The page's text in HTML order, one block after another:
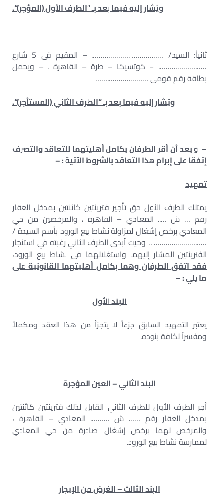
ويُشار إليه فيما بعد بـ “الطرف الأول (المؤجر)“.
ثانياً: السيد/ ………………………………. – المقيم فى 5 شارع
……………………. – كوتسيكا – طرة – القاهرة . – ويحمل
بطاقة رقم قومى ………………………
ويُشار إليه فيما بعد بـ “الطرف الثاني (المستأجر)“.
– و بعد أن أقر الطرفان بكامل أهليتهما للتعاقد والتصرف
إتفقا على إبرام هذا التعاقد بالشروط الآتية : –
تمهيد
يمتلك الطرف الأول حق تأجير فترينتين كائنتين بمدخل العقار
رقم … ش ….. المعادي – القاهرة ، والمرخصين من حي
المعادي برخص إشغال لمزاولة نشاط بيع الورود بأسم السيدة /
………………………… وحيث أبدى الطرف الثاني رغبته في استئجار
الفترينتين المشار إليهما واستغلالهما في نشاط بيع الورود،
فقد اتفق الطرفان وهما بكامل أهليتهما القانونية على
ما يلي : –
البند الأول
يعتبر التمهيد السابق جزءاً لا يتجزأ من هذا العقد ومكملاً
ومفسراً لكافة بنوده.
البند الثاني – العين المؤجرة
أجر الطرف الأول للطرف الثاني القابل لذلك فترينتين كائنتين
بمدخل العقار رقم …… ش ………. المعادي – القاهرة ،
والمرخص لهما برخص إشغال صادرة من حي المعادي
لممارسة نشاط بيع الورود.
البند الثالث – الغرض من الإيجار